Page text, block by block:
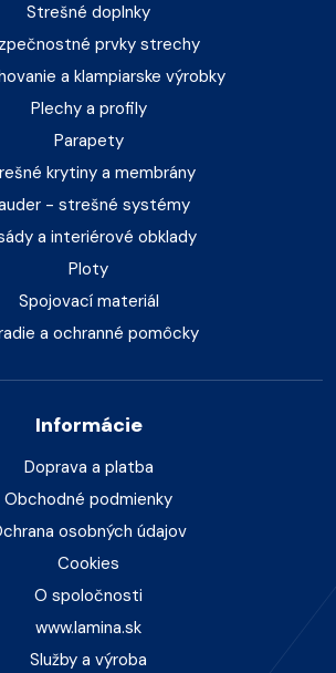
Strešné doplnky
prvky strechy
a klampiarske výrobky
Plechy a profily
Parapety
krytiny a membrány
- strešné systémy
a interiérové obklady
Ploty
Spojovací materiál
a ochranné pomôcky
Informácie
Doprava a platba
Obchodné podmienky
osobných údajov
Cookies
O spoločnosti
www.lamina.sk
Služby a výroba